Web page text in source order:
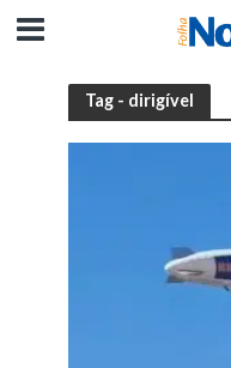
Tag - dirigível